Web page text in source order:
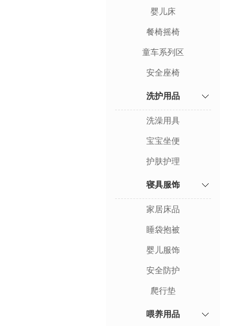
婴儿床
餐椅摇椅
童车系列区
安全座椅
洗护用品
洗澡用具
宝宝坐便
护肤护理
寝具服饰
家居床品
睡袋抱被
婴儿服饰
安全防护
爬行垫
喂养用品